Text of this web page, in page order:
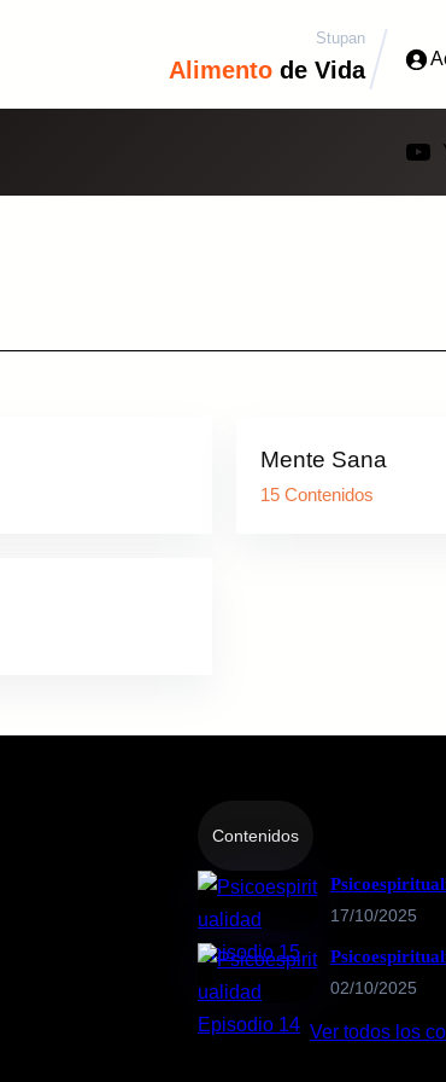
Stupan
Alimento de Vida
Mente Sana
15 Contenidos
Contenidos
17/10/2025
02/10/2025
Ver todos los